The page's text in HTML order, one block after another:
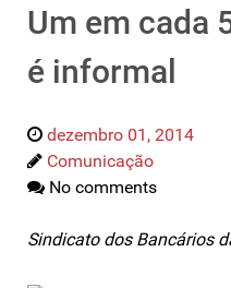
Um em cada
é informal
dezembro 01, 2014
Comunicação
No comments
Sindicato dos Bancários